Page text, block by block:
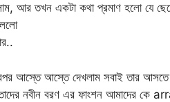
আর তখন একটা কথা প্রমাণ হলো যে
আস্তে আস্তে দেখলাম সবাই তার
নবীন বরণ এর ফাংশন আমাদের কে